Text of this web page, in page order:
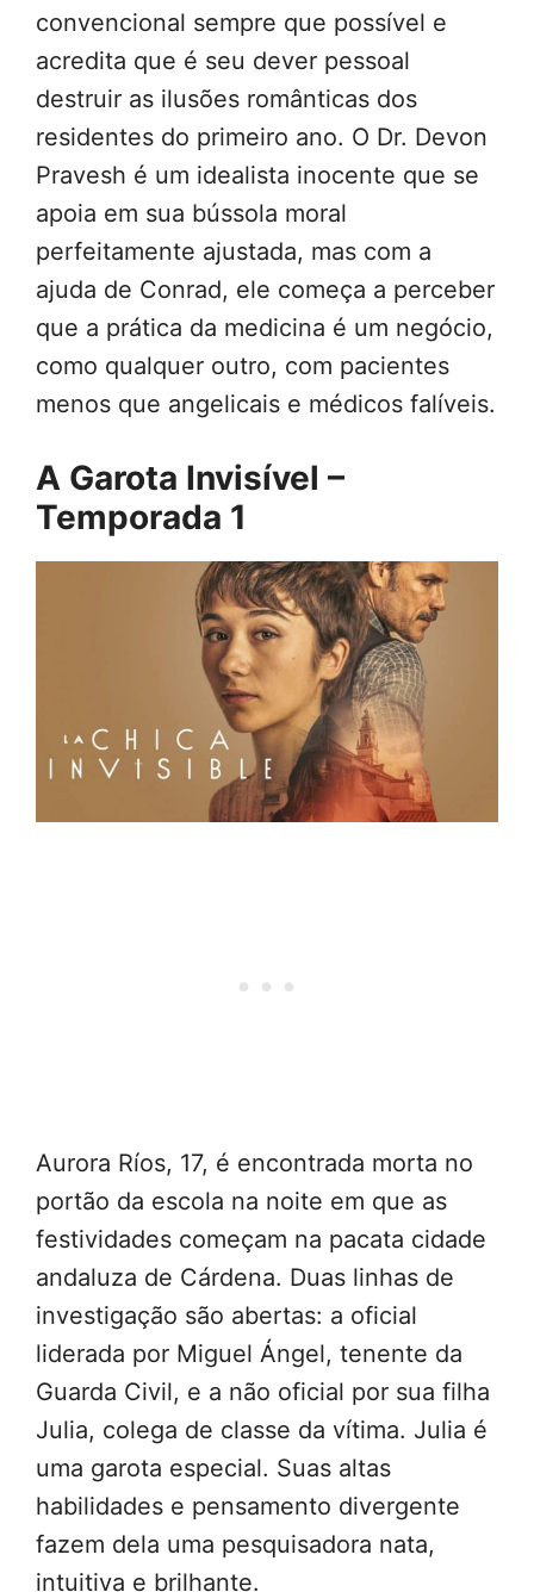
convencional sempre que possível e
acredita que é seu dever pessoal
destruir as ilusões românticas dos
residentes do primeiro ano. O Dr. Devon
Pravesh é um idealista inocente que se
apoia em sua bússola moral
perfeitamente ajustada, mas com a
ajuda de Conrad, ele começa a perceber
que a prática da medicina é um negócio,
como qualquer outro, com pacientes
menos que angelicais e médicos falíveis.
A Garota Invisível –
Temporada 1
Aurora Ríos, 17, é encontrada morta no
portão da escola na noite em que as
festividades começam na pacata cidade
andaluza de Cárdena. Duas linhas de
investigação são abertas: a oficial
liderada por Miguel Ángel, tenente da
Guarda Civil, e a não oficial por sua filha
Julia, colega de classe da vítima. Julia é
uma garota especial. Suas altas
habilidades e pensamento divergente
fazem dela uma pesquisadora nata,
intuitiva e brilhante.